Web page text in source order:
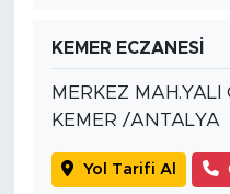
KEMER ECZANESİ
MERKEZ MAH.YALI
KEMER /ANTALYA
Yol Tarifi Al